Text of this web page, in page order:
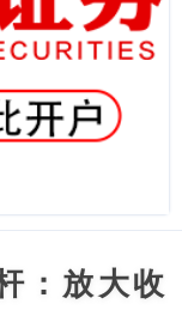
：放大收